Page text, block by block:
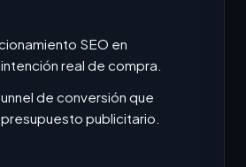
SEO en
real de compra.
de conversión que
publicitario.